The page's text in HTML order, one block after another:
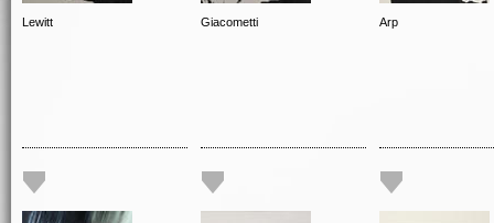
Lewitt Giacometti Arp